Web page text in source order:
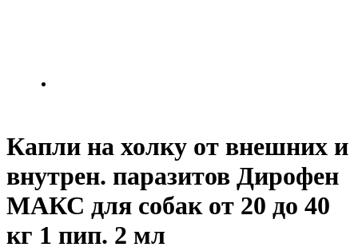
Капли на холку от внешних и
внутрен. паразитов Дирофен
МАКС для собак от 20 до 40
кг 1 пип. 2 мл